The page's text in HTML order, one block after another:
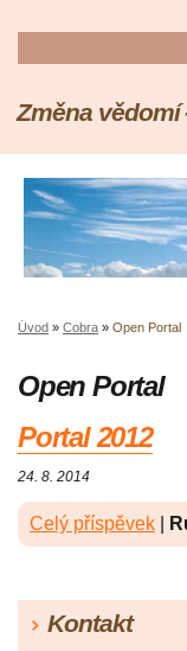
Změna vědomí
Úvod » Cobra » Open Portal
Open Portal
Portal 2012
24. 8. 2014
Celý příspěvek
Kontakt